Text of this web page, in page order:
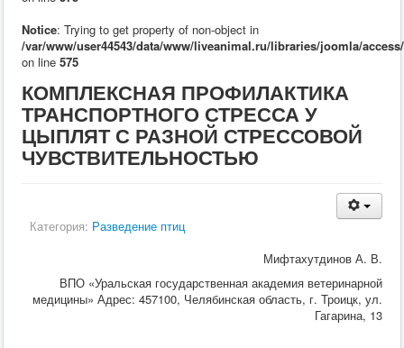
Крс
Мрс
Собаки
Кошки
Птицы
Рыбы
Кролики
Заразные заболевания
Инвазионные болезни
Гинекология
Диагностика
Notice: Trying to get property of non-object in
/var/www/user44543/data/www/liveanimal.ru/libraries/joomla/
on line 575
КОМПЛЕКСНАЯ ПРОФИЛАКТИКА
ТРАНСПОРТНОГО СТРЕССА У
ЦЫПЛЯТ С РАЗНОЙ СТРЕССОВОЙ
ЧУВСТВИТЕЛЬНОСТЬЮ
Категория: Разведение птиц
Мифтахутдинов А. В.
ВПО «Уральская государственная академия ветеринарной
медицины» Адрес: 457100, Челябинская область, г. Троицк, ул.
Гагарина, 13